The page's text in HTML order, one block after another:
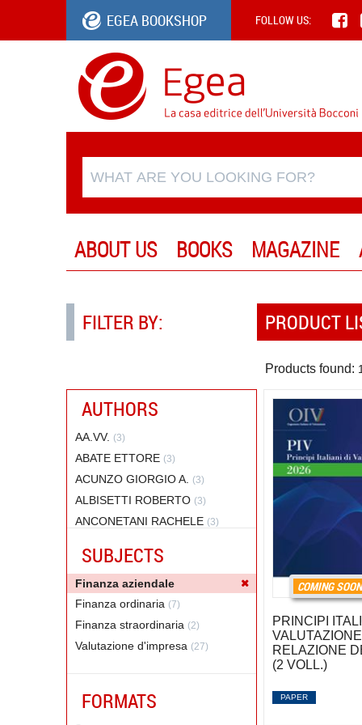
EGEA BOOKSHOP FOLLOW US:
ABOUT US BOOKS MAGAZINE
FILTER BY:
AUTHORS
AA.VV. (3)
ABATE ETTORE (3)
ACUNZO GIORGIO A. (3)
ALBISETTI ROBERTO (3)
ANCONETANI RACHELE (3)
(2)
BELTRATTI ANDREA
BEZZECCHI ALESSIA
BINI MAURO(8)
CAMPANELLI GIAMPIERO
CASELLI STEFANO
SUBJECTS
Finanza aziendale
Finanza ordinaria (7)
Finanza straordinaria (2)
Valutazione d'impresa (27)
FORMATS
PRODUCT
Products found:
COMING SOON
PRINCIPI
RELAZIONE
(2 VOLL.)
PAPER